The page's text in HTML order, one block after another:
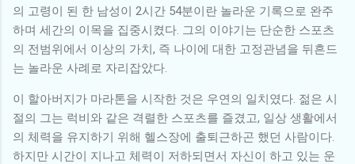
의 고령이 된 한 남성이 2시간 54분이란 놀라운 기록으로 완주
하며 세간의 이목을 집중시켰다. 그의 이야기는 단순한 스포츠
의 전범위에서 이상의 가치, 즉 나이에 대한 고정관념을 뒤흔드
는 놀라운 사례로 자리잡았다.
이 할아버지가 마라톤을 시작한 것은 우연의 일치였다. 젊은 시
절의 그는 럭비와 같은 격렬한 스포츠를 즐겼고, 일상 생활에서
의 체력을 유지하기 위해 헬스장에 출퇴근하곤 했던 사람이다.
하지만 시간이 지나고 체력이 저하되면서 자신이 하고 있는 운